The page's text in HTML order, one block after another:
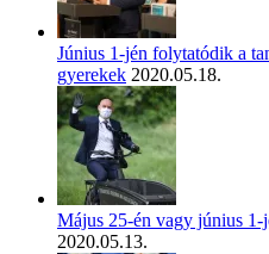
Június 1-jén folytatódik a
gyerekek 2020.05.18.
Május 25-én vagy június
2020.05.13.